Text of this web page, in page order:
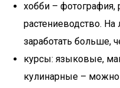
хобби –
растениеводство.
заработать больше,
курсы: языковые,
кулинарные –